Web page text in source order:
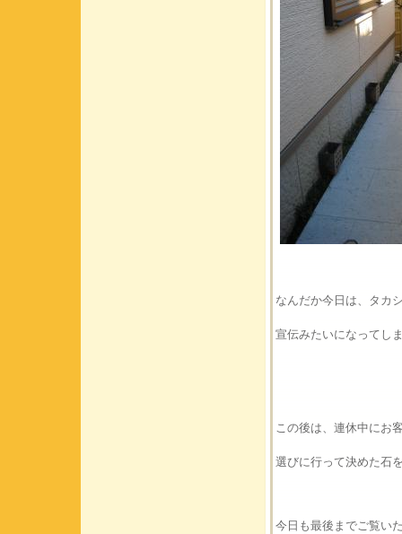
なんだか今日は、タカ
宣伝みたいになってし
この後は、連休中にお
選びに行って決めた石
今日も最後までご覧い